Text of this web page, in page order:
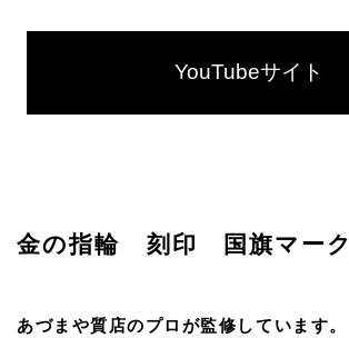
YouTubeサイト
金の指輪 刻印 国旗マーク
あづまや質店のプロが監修しています。